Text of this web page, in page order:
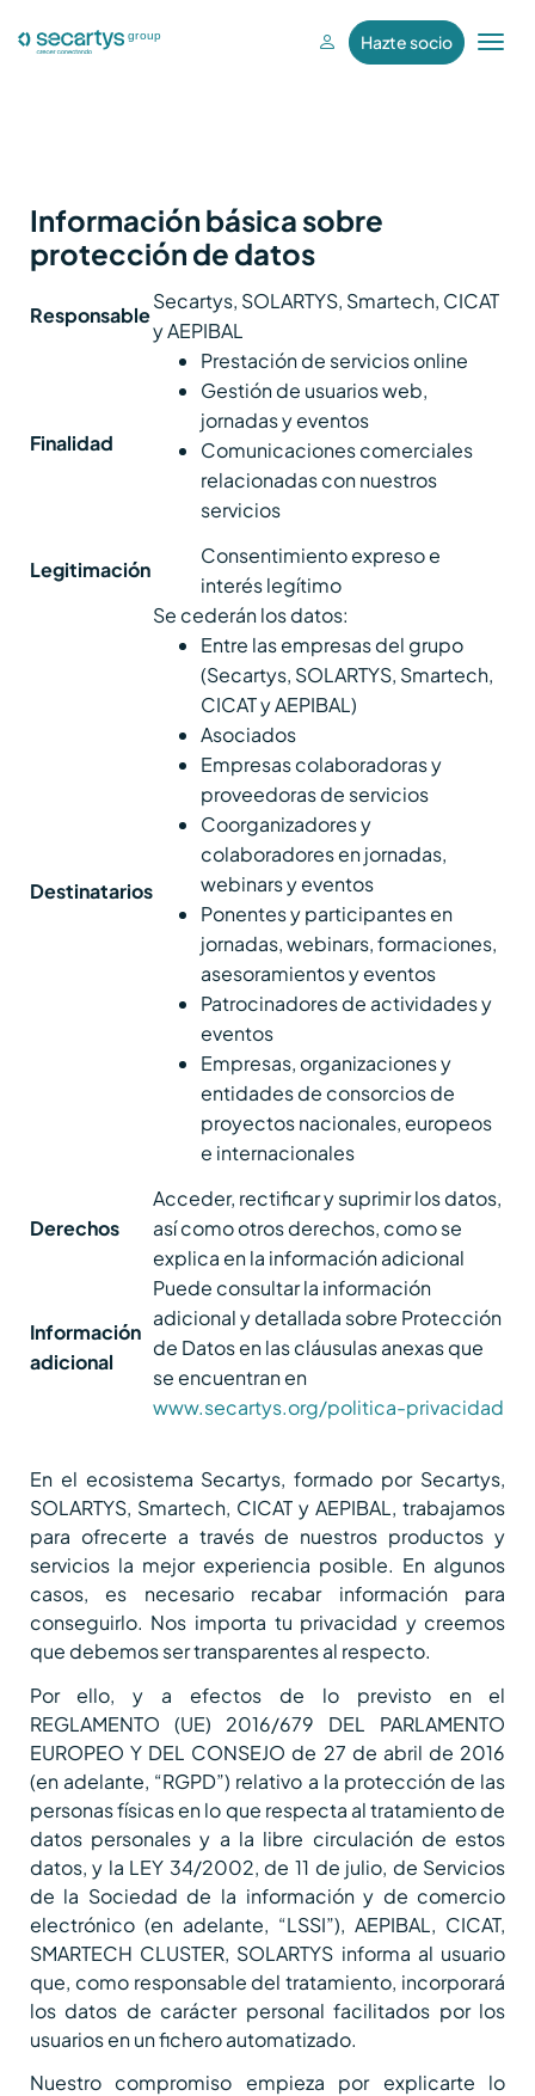
T
i
Hazte socio
Información básica sobre
protección de datos
Responsable
Secartys, SOLARTYS, Smartech, CICAT
y AEPIBAL
Finalidad
Prestación de servicios online
Gestión de usuarios web,
jornadas y eventos
Comunicaciones comerciales
relacionadas con nuestros
servicios
Legitimación
Consentimiento expreso e
interés legítimo
Destinatarios
Se cederán los datos:
Entre las empresas del grupo
(Secartys, SOLARTYS, Smartech,
CICAT y AEPIBAL)
Asociados
Empresas colaboradoras y
proveedoras de servicios
Coorganizadores y
colaboradores en jornadas,
webinars y eventos
Ponentes y participantes en
jornadas, webinars, formaciones,
asesoramientos y eventos
Patrocinadores de actividades y
eventos
Empresas, organizaciones y
entidades de consorcios de
proyectos nacionales, europeos
e internacionales
Derechos
Acceder, rectificar y suprimir los datos,
así como otros derechos, como se
explica en la información adicional
Información
adicional
Puede consultar la información
adicional y detallada sobre Protección
de Datos en las cláusulas anexas que
se encuentran en
www.secartys.org/politica-privacidad
En el ecosistema Secartys, formado por Secartys,
SOLARTYS, Smartech, CICAT y AEPIBAL, trabajamos
para ofrecerte a través de nuestros productos y
servicios la mejor experiencia posible. En algunos
casos, es necesario recabar información para
conseguirlo. Nos importa tu privacidad y creemos
que debemos ser transparentes al respecto.
Por ello, y a efectos de lo previsto en el
REGLAMENTO (UE) 2016/679 DEL PARLAMENTO
EUROPEO Y DEL CONSEJO de 27 de abril de 2016
(en adelante, “RGPD”) relativo a la protección de las
personas físicas en lo que respecta al tratamiento de
datos personales y a la libre circulación de estos
datos, y la LEY 34/2002, de 11 de julio, de Servicios
de la Sociedad de la información y de comercio
electrónico (en adelante, “LSSI”), AEPIBAL, CICAT,
SMARTECH CLUSTER, SOLARTYS informa al usuario
que, como responsable del tratamiento, incorporará
los datos de carácter personal facilitados por los
usuarios en un fichero automatizado.
Nuestro compromiso empieza por explicarte lo